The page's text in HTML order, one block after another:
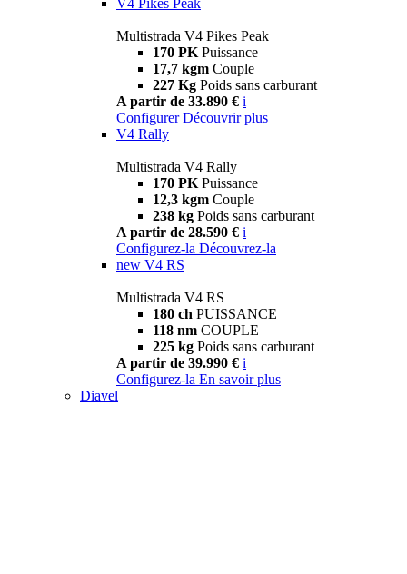
Multistrada V4 Pikes Peak
170 PK Puissance
17,7 kgm Couple
227 Kg Poids sans carburant
A partir de 33.890 € i
Configurer Découvrir plus
V4 Rally
Multistrada V4 Rally
170 PK Puissance
12,3 kgm Couple
238 kg Poids sans carburant
A partir de 28.590 € i
Configurez-la Découvrez-la
new V4 RS
Multistrada V4 RS
180 ch PUISSANCE
118 nm COUPLE
225 kg Poids sans carburant
A partir de 39.990 € i
Configurez-la En savoir plus
Diavel